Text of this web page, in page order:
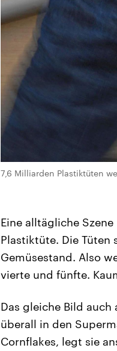
7,6 Milliarden Plastiktüten
Eine alltägliche
Plastiktüte. Die Tüten
Gemüsestand. Also
vierte und fünfte.
Das gleiche Bild
überall in den
Cornflakes, legt sie